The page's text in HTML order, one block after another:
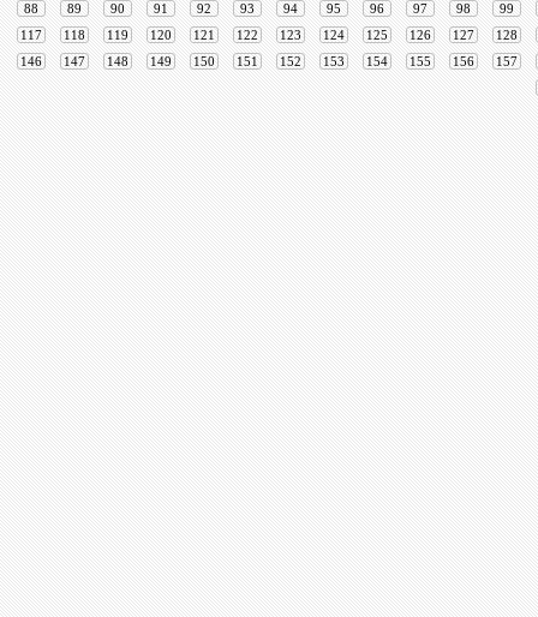
88
89 90 91 92 93 94 95 96 97 98
99
117
118 119 120 121 122 123 124 125 126 127
128
146
147 148 149 150 151 152 153 154 155 156 157